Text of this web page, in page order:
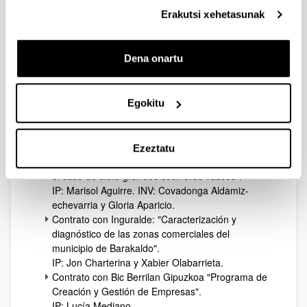
Erakutsi xehetasunak
Dena onartu
Egokitu
Ezeztatu
Contrato de investigación firmado con el
beneficio en el CABB".
IP: Jon Barrutia. INV: Jon Loidi.
Contrato de investigación firmado con Fundación
Lantegi Batuak: "Proyecto Ostendo".
IP: José Luis Retolaza. INV: Maite Ruiz, Jon
Barrutia y Leire San José.
Contrato con Innobasque: "Claves del éxito de
el caso de siete grandes cocineros vascos".
IP: Marisol Aguirre. INV: Covadonga Aldamiz-
echevarria y Gloria Aparicio.
Contrato con Inguralde: "Caracterización y
diagnóstico de las zonas comerciales del
municipio de Barakaldo".
IP: Jon Charterina y Xabier Olabarrieta.
Contrato con Bic Berrilan Gipuzkoa "Programa de
Creación y Gestión de Empresas".